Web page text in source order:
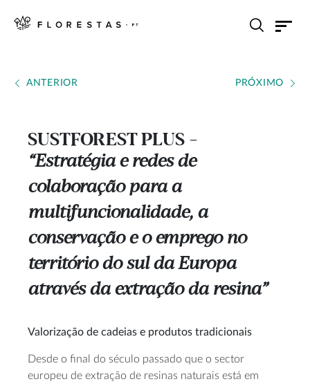
ANTERIOR PRÓXIMO
SUSTFOREST PLUS ---
“Estratégia e redes de
colaboração para a
multifuncionalidade, a
conservação e o emprego no
território do sul da Europa
através da extração da resina”
Valorização de cadeias e produtos tradicionais
Desde o final do século passado que o sector
europeu de extração de resinas naturais está em